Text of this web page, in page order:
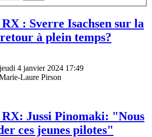
: Sverre Isachsen sur la
à plein temps?
4 janvier 2024 17:49
Laure Pirson
Jussi Pinomaki: "Nous
ces jeunes pilotes"